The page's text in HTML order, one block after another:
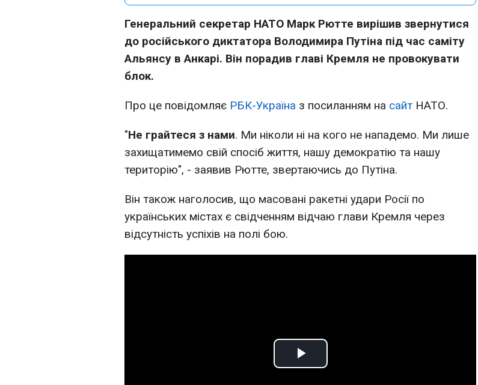
Генеральний секретар НАТО Марк Рютте вирішив звернутися
до російського диктатора Володимира Путіна під час саміту
Альянсу в Анкарі. Він порадив главі Кремля не провокувати
блок.
Про це повідомляє РБК-Україна з посиланням на сайт НАТО.
"Не грайтеся з нами. Ми ніколи ні на кого не нападемо. Ми лише
захищатимемо свій спосіб життя, нашу демократію та нашу
територію", - заявив Рютте, звертаючись до Путіна.
Він також наголосив, що масовані ракетні удари Росії по
українських містах є свідченням відчаю глави Кремля через
відсутність успіхів на полі бою.
Play